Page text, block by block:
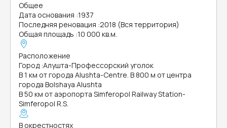
Общее
Дата основания :1937
Последняя реновация :2018 (Вся территория)
Общая площадь :10 000 кв.м.
Расположение
Город :Алушта-Профессорский уголок
В 1 км от города Alushta-Centre. В 800 м от центра
города Bolshaya Alushta
В 50 км от аэропорта Simferopol Railway Station-
Simferopol R.S.
В окрестностях